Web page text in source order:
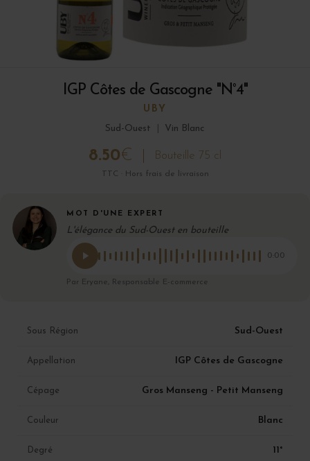
IGP Côtes de Gascogne "N°4"
UBY
Sud-Ouest
Vin Blanc
8.50€ Bouteille 75 cl
TTC · Hors frais de livraison
MOT D'UNE EXPERT
L'élégance du Sud-Ouest en bouteille
0:00
Par Eryane, Responsable E-commerce
Sous Région Sud-Ouest
Appellation IGP Côtes de Gascogne
Cépage Gros Manseng - Petit Manseng
Couleur Blanc
Degré 11°